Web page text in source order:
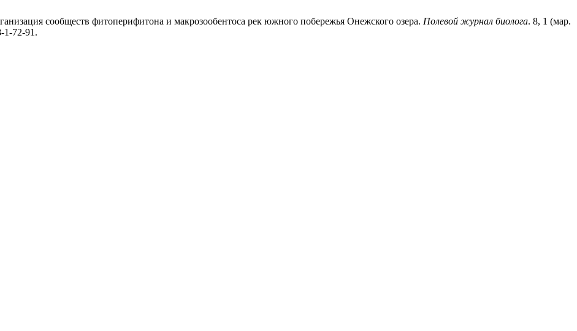
сообществ фитоперифитона и макрозообентоса рек южного побережья Онежского озера. Полевой журнал биолога. 8, 1 (мар.
1-72-91.